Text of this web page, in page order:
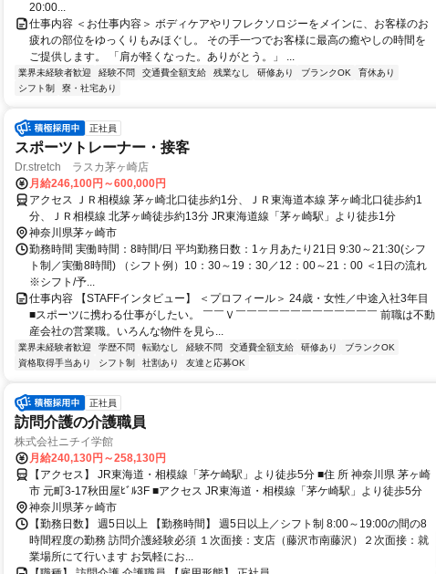
20:00...
仕事内容 ＜お仕事内容＞ ボディケアやリフレクソロジーをメインに、お客様のお
疲れの部位をゆっくりもみほぐし。 その手一つでお客様に最高の癒やしの時間を
ご提供します。 「肩が軽くなった。ありがとう。」 ...
業界未経験者歓迎 経験不問 交通費全額支給 残業なし 研修あり ブランクOK
育休あり
シフト制
寮・社宅あり
正社員
スポーツトレーナー・接客
Dr.stretch ラスカ茅ヶ崎店
月給246,100円～600,000円
アクセス ＪＲ相模線 茅ヶ崎北口徒歩約1分、ＪＲ東海道本線 茅ヶ崎北口徒歩約1
分、ＪＲ相模線 北茅ヶ崎徒歩約13分 JR東海道線「茅ヶ崎駅」より徒歩1分
神奈川県茅ヶ崎市
勤務時間 実働時間：8時間/日 平均勤務日数：1ヶ月あたり21日 9:30～21:30(シフ
ト制／実働8時間) （シフト例）10：30～19：30／12：00～21：00 ＜1日の流れ
※シフト/予...
仕事内容 【STAFFインタビュー】 ＜プロフィール＞ 24歳・女性／中途入社3年目
■スポーツに携わる仕事がしたい。 ￣￣Ｖ￣￣￣￣￣￣￣￣￣￣￣￣￣ 前職は不動
産会社の営業職。いろんな物件を見ら...
業界未経験者歓迎 学歴不問 転勤なし 経験不問 交通費全額支給 研修あり
ブランクOK
資格取得手当あり
シフト制 社割あり 友達と応募OK
正社員
訪問介護の介護職員
株式会社ニチイ学館
月給240,130円～258,130円
【アクセス】 JR東海道・相模線「茅ケ崎駅」より徒歩5分 ■住 所 神奈川県 茅ヶ崎
市 元町3-17秋田屋ﾋﾞﾙ3F ■アクセス JR東海道・相模線「茅ケ崎駅」より徒歩5分
神奈川県茅ヶ崎市
【勤務日数】 週5日以上 【勤務時間】 週5日以上／シフト制 8:00～19:00の間の8
時間程度の勤務 訪問介護経験必須 １次面接：支店（藤沢市南藤沢）２次面接：就
業場所にて行います お気軽にお...